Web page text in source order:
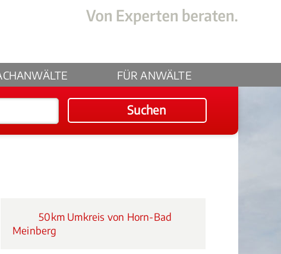
FÜR ANWÄLTE
Suchen
50km Umkreis von Horn-Bad
Meinberg